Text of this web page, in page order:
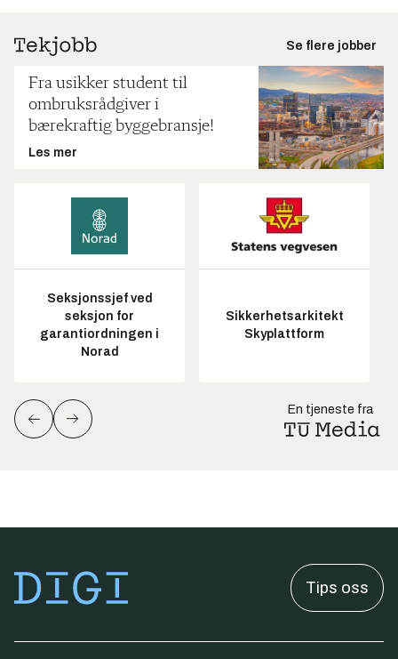
Se flere jobber
Fra usikker student til
ombruksrådgiver i
bærekraftig byggebransje!
Les mer
Seksjonssjef ved
seksjon for
garantiordningen i
Norad
Sikkerhetsarkitekt
Skyplattform
En tjeneste fra
Tips oss